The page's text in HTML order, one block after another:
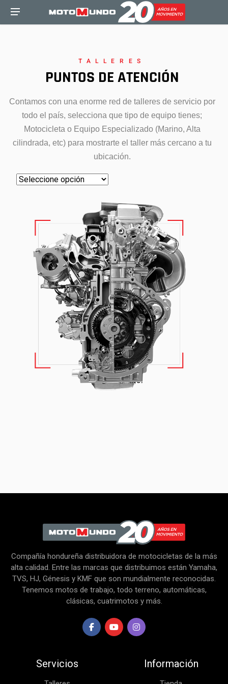
TALLERES
PUNTOS DE ATENCIÓN
Contamos con una enorme red de talleres de servicio por
todo el país, selecciona que tipo de equipo tienes;
Motocicleta o Equipo Especializado (Marino, Alta
cilindrada, etc) para mostrarte el taller más cercano a tu
ubicación.
Compañía hondureña distribuidora de motocicletas de la más
alta calidad. Entre las marcas que distribuimos están Yamaha,
TVS, HJ, Génesis y KMF que son mundialmente reconocidas.
Tenemos motos de trabajo, todo terreno, automáticas,
clásicas, cuatrimotos y más.
Servicios Información